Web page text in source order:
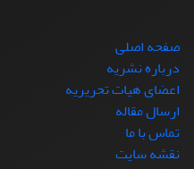
صفحه اصلی
درباره نشریه
اعضای هیات تحریریه
ارسال مقاله
تماس با ما
نقشه سایت